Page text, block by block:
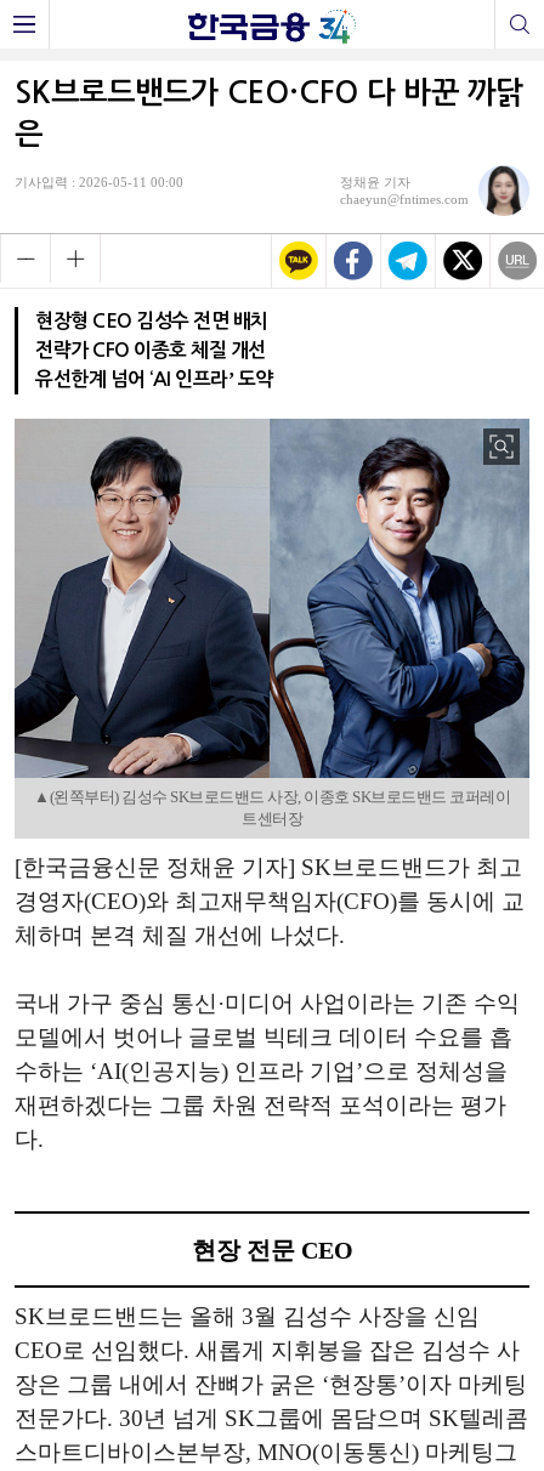
SK브로드밴드가 CEO·CFO 다 바꾼 까닭
은
기사입력 : 2026-05-11 00:00
정채윤 기자
chaeyun@fntimes.com
현장형 CEO 김성수 전면 배치
전략가 CFO 이종호 체질 개선
유선한계 넘어 ‘AI 인프라ʼ 도약
▲(왼쪽부터) 김성수 SK브로드밴드 사장, 이종호 SK브로드밴드 코퍼레이
트센터장
[한국금융신문 정채윤 기자] SK브로드밴드가 최고
경영자(CEO)와 최고재무책임자(CFO)를 동시에 교
체하며 본격 체질 개선에 나섰다.
국내 가구 중심 통신·미디어 사업이라는 기존 수익
모델에서 벗어나 글로벌 빅테크 데이터 수요를 흡
수하는 ‘AI(인공지능) 인프라 기업’으로 정체성을
재편하겠다는 그룹 차원 전략적 포석이라는 평가
다.
현장 전문 CEO
SK브로드밴드는 올해 3월 김성수 사장을 신임
CEO로 선임했다. 새롭게 지휘봉을 잡은 김성수 사
장은 그룹 내에서 잔뼈가 굵은 ‘현장통’이자 마케팅
전문가다. 30년 넘게 SK그룹에 몸담으며 SK텔레콤
스마트디바이스본부장, MNO(이동통신) 마케팅그